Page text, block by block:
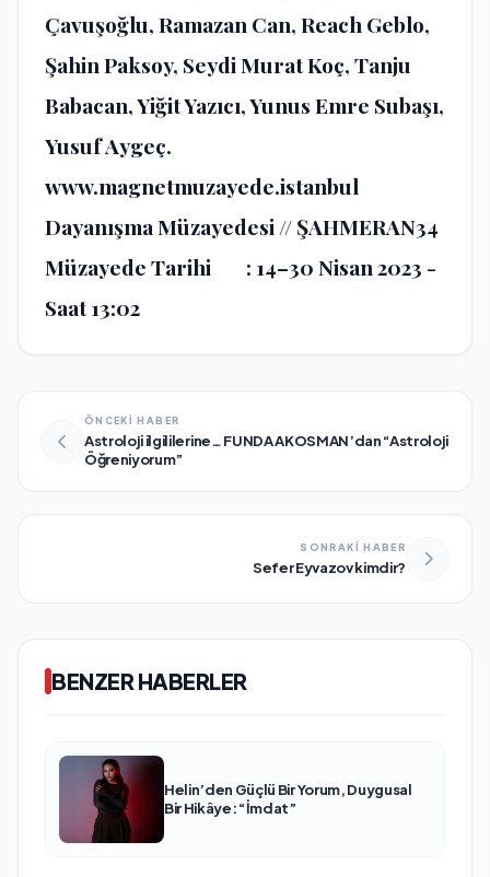
Çavuşoğlu, Ramazan Can, Reach Geblo,
Şahin Paksoy, Seydi Murat Koç, Tanju
Babacan, Yiğit Yazıcı, Yunus Emre Subaşı,
Yusuf Aygeç.
www.magnetmuzayede.istanbul
Dayanışma Müzayedesi // ŞAHMERAN34
Müzayede Tarihi : 14–30 Nisan 2023 -
Saat 13:02
ÖNCEKİ HABER
Astroloji ilgililerine… FUNDA AKOSMAN’dan “Astroloji
Öğreniyorum”
SONRAKİ HABER
Sefer Eyvazov kimdir?
BENZER HABERLER
Helin’den Güçlü Bir Yorum, Duygusal
Bir Hikâye: “İmdat”